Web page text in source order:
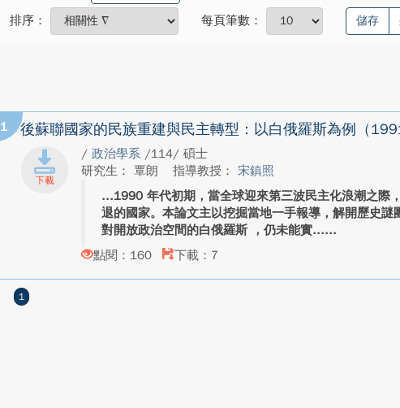
排序： 每頁筆數： 儲存
1 後蘇聯國家的民族重建與民主轉型：以白俄羅斯為例（
/ 政治學系 /114/ 碩士
研究生： 覃朗
指導教授： 宋鎮照
1990 年代初期，當全球迎來第三波民主化浪潮之際
退的國家。本論文主以挖掘當地一手報導，解開歷史謎
對開放政治空間的白俄羅斯 ，仍未能實...
點閱：160
下載：7
1